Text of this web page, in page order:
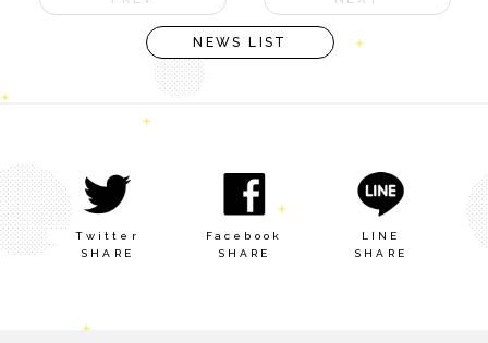
NEWS LIST
Twitter
SHARE
Facebook
SHARE
LINE
SHARE